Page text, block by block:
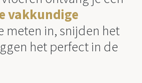
vakkundige
meten in, snijden het
het perfect in de